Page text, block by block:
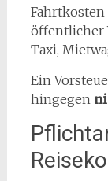
öffentlicher
Taxi,
Ein
hingegen